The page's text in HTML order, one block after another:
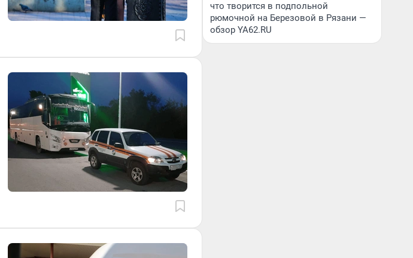
что творится в подпольной
рюмочной на Березовой в Рязани —
обзор YA62.RU